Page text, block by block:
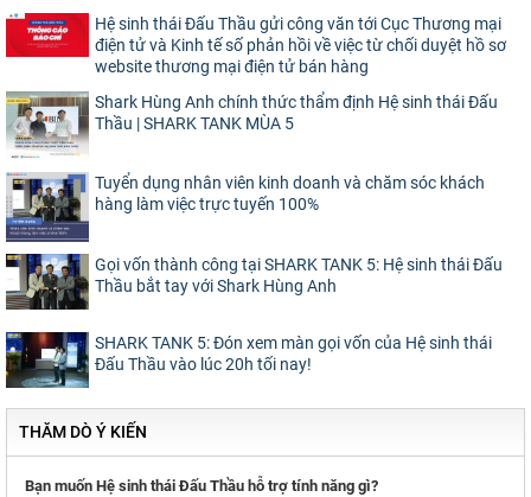
Hệ sinh thái Đấu Thầu gửi công văn tới Cục Thương mại
điện tử và Kinh tế số phản hồi về việc từ chối duyệt hồ sơ
website thương mại điện tử bán hàng
Shark Hùng Anh chính thức thẩm định Hệ sinh thái Đấu
Thầu | SHARK TANK MÙA 5
Tuyển dụng nhân viên kinh doanh và chăm sóc khách
hàng làm việc trực tuyến 100%
Gọi vốn thành công tại SHARK TANK 5: Hệ sinh thái Đấu
Thầu bắt tay với Shark Hùng Anh
SHARK TANK 5: Đón xem màn gọi vốn của Hệ sinh thái
Đấu Thầu vào lúc 20h tối nay!
THĂM DÒ Ý KIẾN
Bạn muốn Hệ sinh thái Đấu Thầu hỗ trợ tính năng gì?